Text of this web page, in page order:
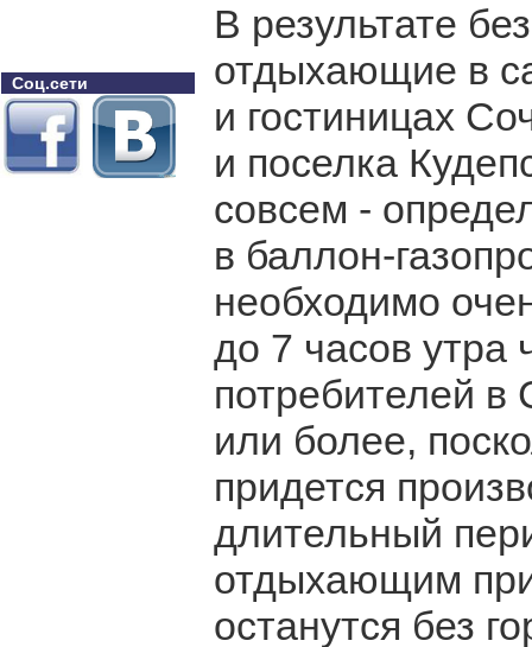
Соц.сети
В результате
отдыхающие в
и гостиницах
и поселка
совсем -
в баллон-
необходимо
до 7 часов утра
потребителей в
или более,
придется
длительный
отдыхающим
останутся без